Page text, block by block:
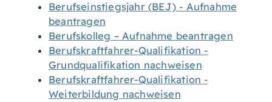
Berufseinstiegsjahr (BEJ) - Aufnahme
beantragen
Berufskolleg – Aufnahme beantragen
Berufskraftfahrer-Qualifikation -
Grundqualifikation nachweisen
Berufskraftfahrer-Qualifikation -
Weiterbildung nachweisen